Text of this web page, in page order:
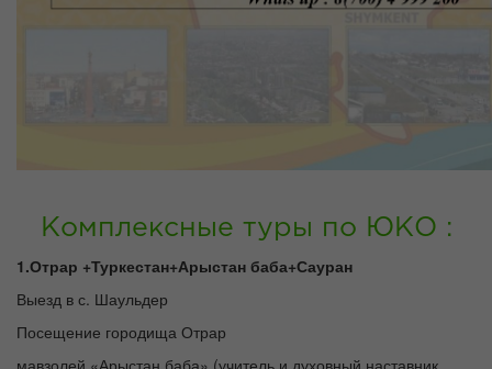
Комплексные туры по ЮКО :
1.Отрар +Туркестан+Арыстан баба+Сауран
Выезд в с. Шаульдер
Посещение городища Отрар
мавзолей «Арыстан баба» (учитель и духовный наставник